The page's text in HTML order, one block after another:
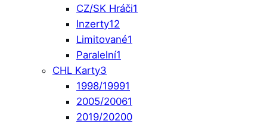
CZ/SK Hráči1
Inzerty12
Limitované1
Paralelní1
CHL Karty3
1998/19991
2005/20061
2019/20200